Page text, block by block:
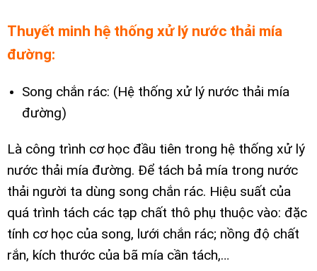
Thuyết minh hệ thống xử lý nước thải mía
đường:
Song chắn rác: (Hệ thống xử lý nước thải mía
đường)
Là công trình cơ học đầu tiên trong hệ thống xử lý
nước thải mía đường. Để tách bả mía trong nước
thải người ta dùng song chắn rác. Hiệu suất của
quá trình tách các tạp chất thô phụ thuộc vào: đặc
tính cơ học của song, lưới chắn rác; nồng độ chất
rắn, kích thước của bã mía cần tách,…